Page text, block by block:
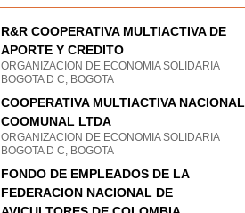
R&R COOPERATIVA MULTIACTIVA DE
APORTE Y CREDITO
ORGANIZACION DE ECONOMIA SOLIDARIA
BOGOTA D C, BOGOTA
COOPERATIVA MULTIACTIVA NACIONAL
COOMUNAL LTDA
ORGANIZACION DE ECONOMIA SOLIDARIA
BOGOTA D C, BOGOTA
FONDO DE EMPLEADOS DE LA
FEDERACION NACIONAL DE